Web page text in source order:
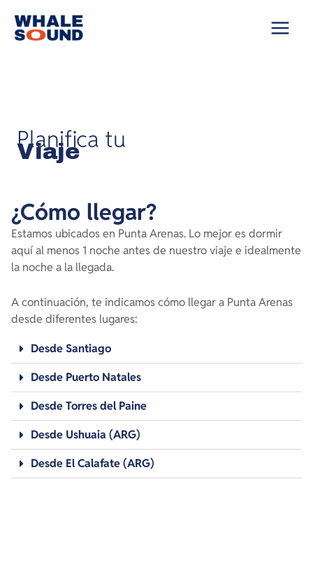
Planifica tu
Viaje
¿Cómo llegar?
Estamos ubicados en Punta Arenas. Lo mejor es dormir
aquí al menos 1 noche antes de nuestro viaje e idealmente
la noche a la llegada.
A continuación, te indicamos cómo llegar a Punta Arenas
desde diferentes lugares:
Desde Santiago
Desde Puerto Natales
Desde Torres del Paine
Desde Ushuaia (ARG)
Desde El Calafate (ARG)